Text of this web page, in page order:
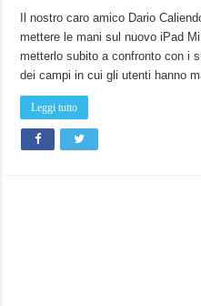
Il nostro caro amico Dario
mettere le mani sul nuovo iPad
metterlo subito a confronto con i
dei campi in cui gli utenti hanno
Leggi tutto